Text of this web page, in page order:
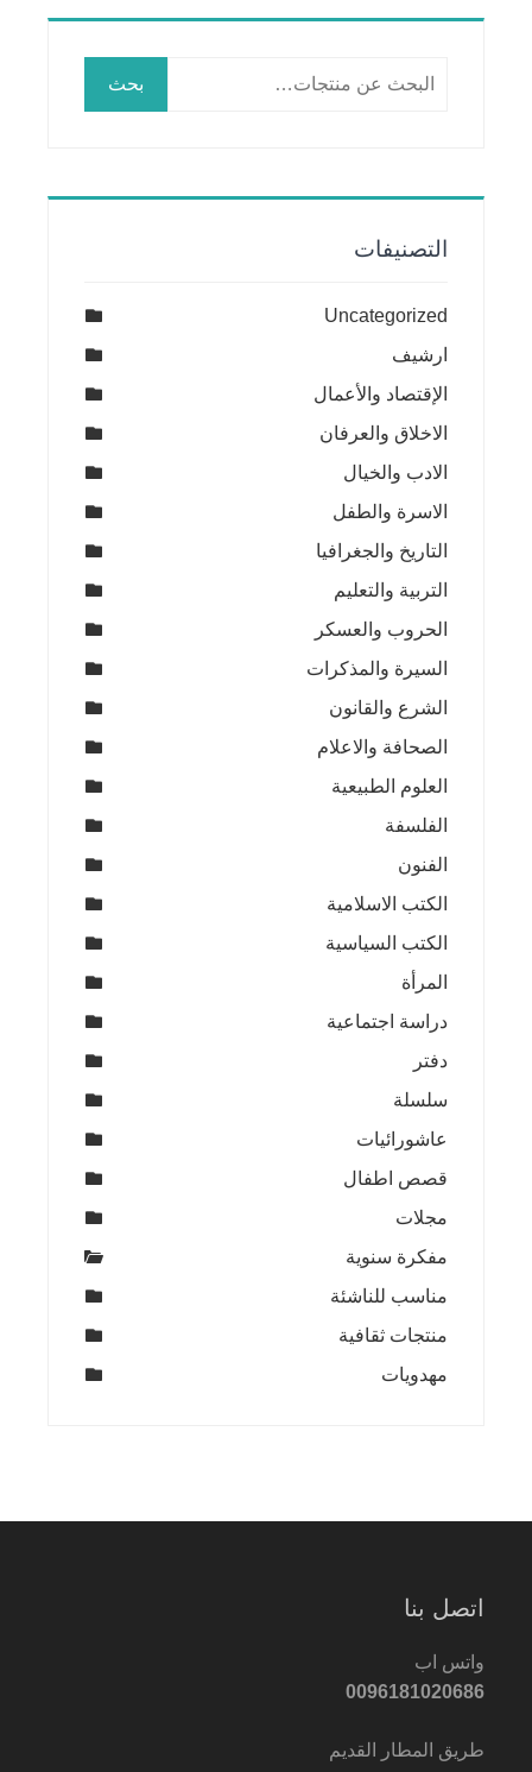
بحث
التصنيفات
Uncategorized
ارشيف
الإقتصاد والأعمال
الاخلاق والعرفان
الادب والخيال
الاسرة والطفل
التاريخ والجغرافيا
التربية والتعليم
الحروب والعسكر
السيرة والمذكرات
الشرع والقانون
الصحافة والاعلام
العلوم الطبيعية
الفلسفة
الفنون
الكتب الاسلامية
الكتب السياسية
المرأة
دراسة اجتماعية
دفتر
سلسلة
عاشورائيات
قصص اطفال
مجلات
مفكرة سنوية
مناسب للناشئة
منتجات ثقافية
مهدويات
اتصل بنا
واتس اب
0096181020686
طريق المطار القديم